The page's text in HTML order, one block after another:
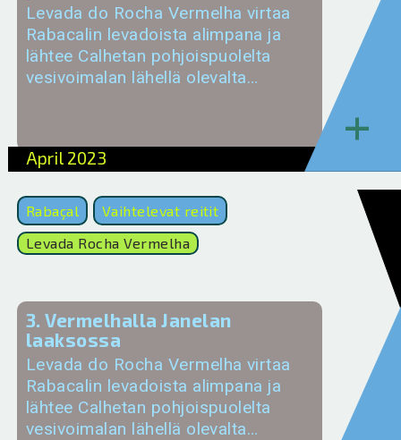
Levada do Rocha Vermelha virtaa
Rabacalin levadoista alimpana ja
lähtee Calhetan pohjoispuolelta
vesivoimalan lähellä olevalta…
April 2023
+
Rabaçal
Vaihtelevat reitit
Levada Rocha Vermelha
3. Vermelhalla Janelan
laaksossa
Levada do Rocha Vermelha virtaa
Rabacalin levadoista alimpana ja
lähtee Calhetan pohjoispuolelta
vesivoimalan lähellä olevalta…